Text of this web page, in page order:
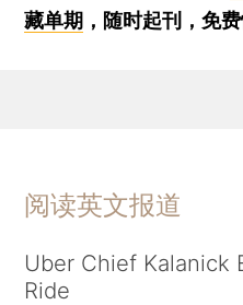
藏单期 ，随时起刊，免
阅读英文报道
Uber Chief Kalanick
Ride